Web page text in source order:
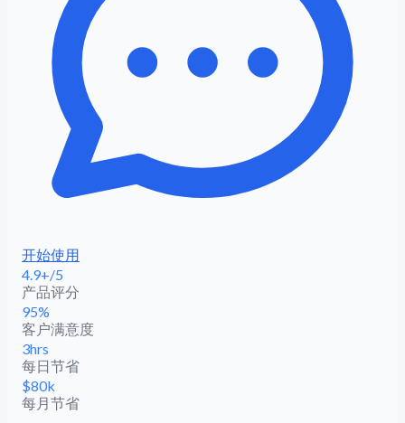
开始使用
4.9+/5
产品评分
95%
客户满意度
3hrs
每日节省
$80k
每月节省